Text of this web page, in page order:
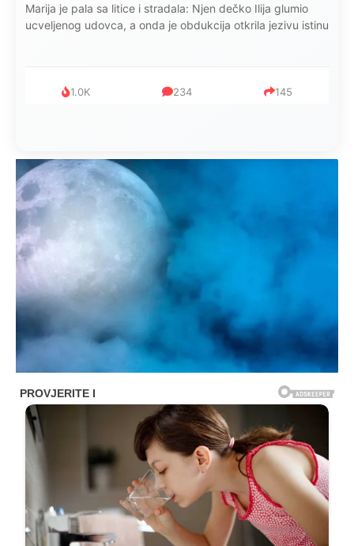
Marija je pala sa litice i stradala: Njen dečko Ilija glumio
ucveljenog udovca, a onda je obdukcija otkrila jezivu istinu
1.0K 234 145